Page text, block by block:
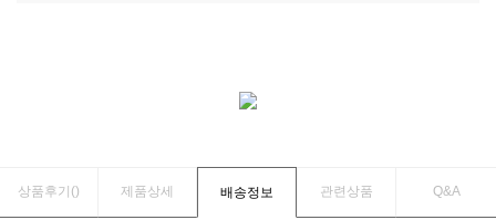
상품후기() 제품상세 배송정보 관련상품 Q&A